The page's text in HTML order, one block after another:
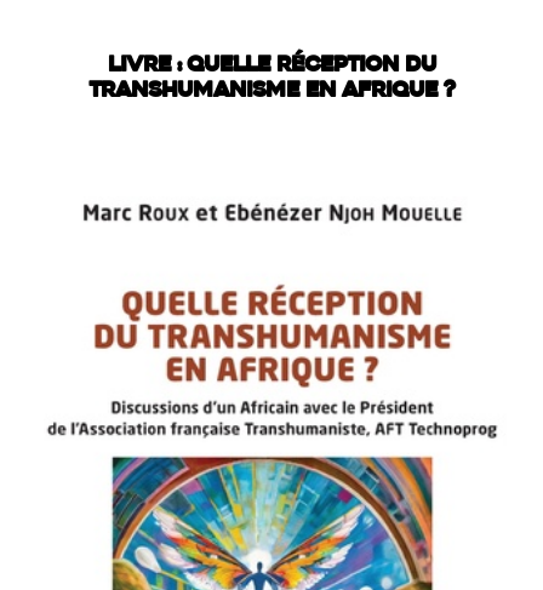
LIVRE : QUELLE RÉCEPTION DU
TRANSHUMANISME EN AFRIQUE ?